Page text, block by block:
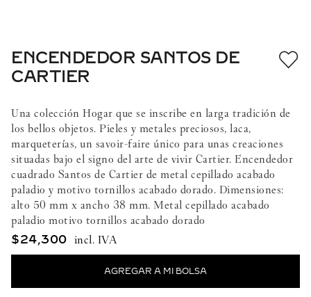
ENCENDEDOR SANTOS DE
CARTIER
Una colección Hogar que se inscribe en larga tradición de
los bellos objetos. Pieles y metales preciosos, laca,
marqueterías, un savoir-faire único para unas creaciones
situadas bajo el signo del arte de vivir Cartier. Encendedor
cuadrado Santos de Cartier de metal cepillado acabado
paladio y motivo tornillos acabado dorado. Dimensiones:
alto 50 mm x ancho 38 mm. Metal cepillado acabado
paladio motivo tornillos acabado dorado
$24,300